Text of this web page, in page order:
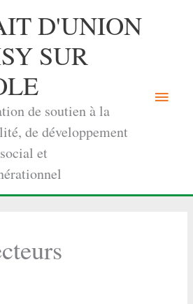
D'UNION
SUR
de soutien à la
de développement
et
Menu